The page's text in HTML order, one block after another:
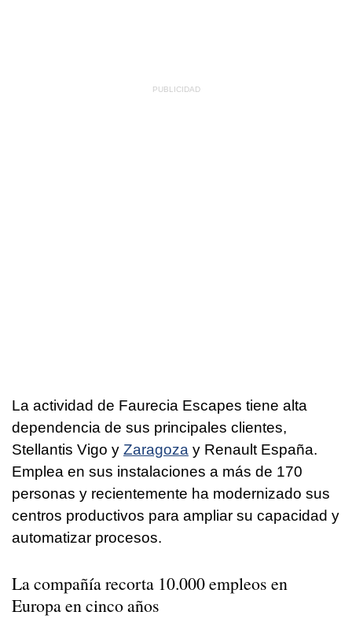
La actividad de Faurecia Escapes tiene alta
dependencia de sus principales clientes,
Stellantis Vigo y Zaragoza y Renault España.
Emplea en sus instalaciones a más de 170
personas y recientemente ha modernizado sus
centros productivos para ampliar su capacidad y
automatizar procesos.
La compañía recorta 10.000 empleos en
Europa en cinco años